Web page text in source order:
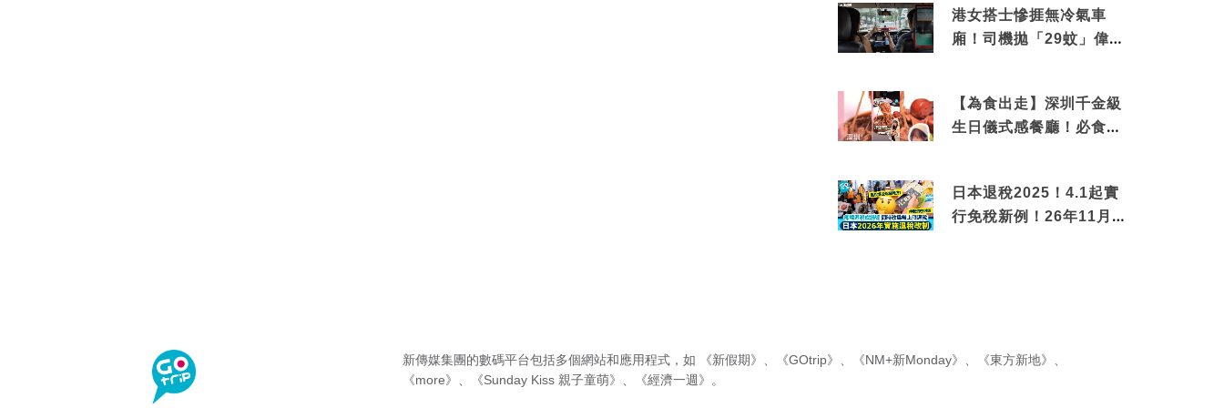
港女搭士慘捱無冷氣車
廂！司機拋「29蚊」偉論
【為食出走】深圳千金級
生日儀式感餐廳！必食失
日本退稅2025！4.1起實
行免稅新例！26年11月
新傳媒集團的數碼平台包括多個網站和應用程式，如 《新假期》 《GOtrip》 《NM+新Monday》 《東方新地》
《more》
《Sunday Kiss 親子童萌》 《經濟一週》 。